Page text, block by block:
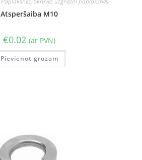
Atsperšaiba M10
€0.02 (ar PVN)
Pievienot grozam